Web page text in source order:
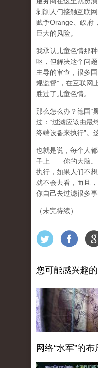
剥削人们接触互联
赋予Orange、政府
巨大的风险。
我承认儿童色情那
呕，但解决这个问
主导的审查，很多
规监督”，在互联网
胜过了儿童色情。
那么怎么办？德国“
过：“过滤应该由最
终端设备来执行”。
也就是说，每个人
子上——你的大脑。
执行，如果人们不
就不会去看，而且
你自己去过滤很多事
（未完待续）
您可能感兴趣
网络“水军”的布